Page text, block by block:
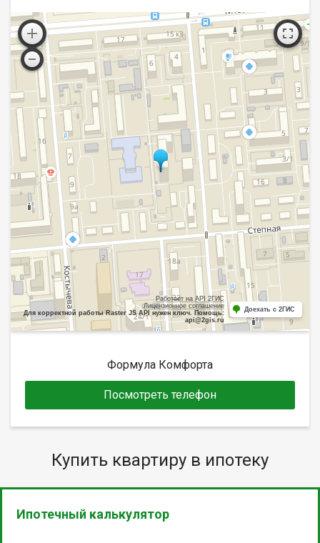
Работает на API 2ГИС
Лицензионное соглашение
Для корректной работы Raster JS API нужен ключ. Помощь:
api@2gis.ru
Доехать с 2ГИС
Формула Комфорта
Посмотреть телефон
Купить квартиру в ипотеку
Ипотечный калькулятор